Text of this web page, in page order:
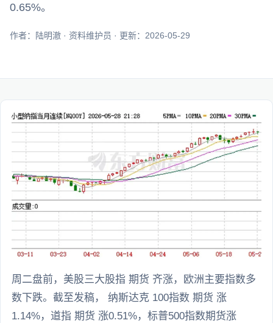
0.65%。
作者：陆明澈 · 资料维护员 · 更新：2026-05-29
周二盘前，美股三大股指 期货 齐涨，欧洲主要指数多
数下跌。截至发稿， 纳斯达克 100指数 期货 涨
1.14%，道指 期货 涨0.51%，标普500指数期货涨